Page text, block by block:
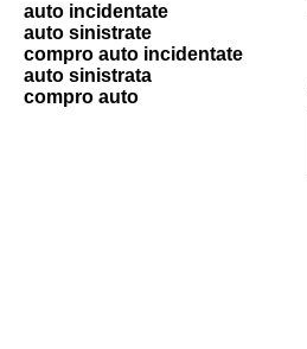
auto incidentate
auto sinistrate
compro auto incidentate
auto sinistrata
compro auto